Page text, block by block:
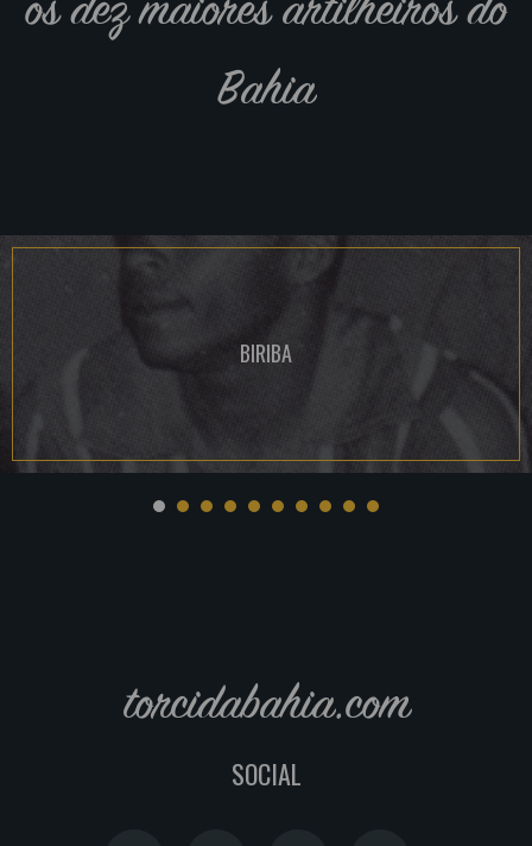
Bahia
BIRIBA
torcidabahia.com
SOCIAL